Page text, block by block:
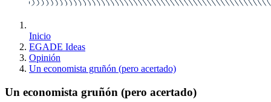
Inicio
EGADE Ideas
Opinión
Un economista gruñón (pero acertado)
Un economista gruñón (pero acertado)